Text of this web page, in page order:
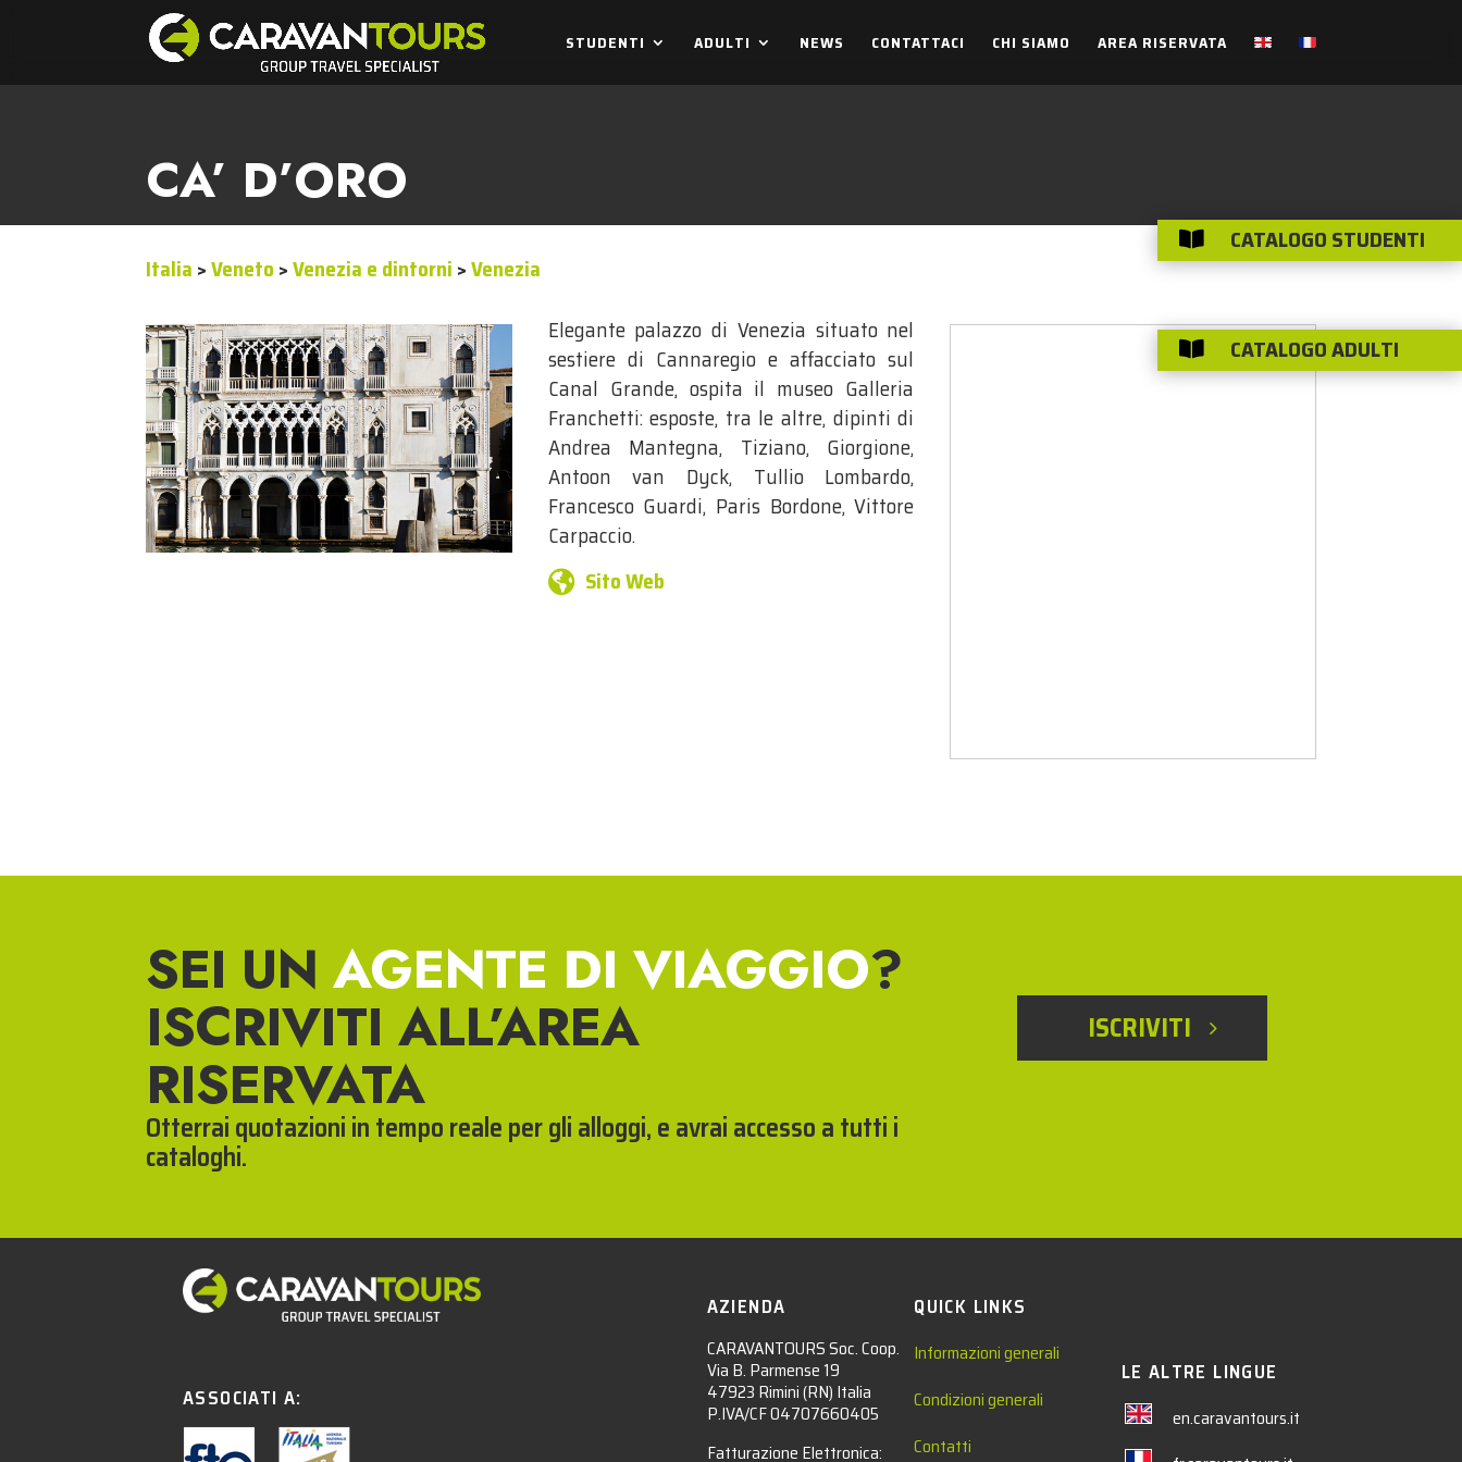
STUDENTI ADULTI NEWS CONTATTACI CHI SIAMO AREA RISERVATA
CA’ D’ORO
Italia >Veneto >Venezia e dintorni >Venezia
Elegante palazzo di Venezia situato nel
sestiere di Cannaregio e affacciato sul
Canal Grande, ospita il museo Galleria
Franchetti: esposte, tra le altre, dipinti di
Andrea Mantegna, Tiziano, Giorgione,
Antoon van Dyck, Tullio Lombardo,
Francesco Guardi, Paris Bordone, Vittore
Carpaccio.
Sito Web
SEI UNAGENTE DI VIAGGIO?
ISCRIVITI ALL’AREA
RISERVATA
Otterrai quotazioni in tempo reale per gli alloggi, e avrai accesso a tutti i
cataloghi.
ISCRIVITI
ASSOCIATI A:
AZIENDA
CARAVANTOURS Soc. Coop.
Via B. Parmense 19
47923 Rimini (RN) Italia
P.IVA/CF 04707660405
Fatturazione Elettronica:
QUICK LINKS
Informazioni generali
Condizioni generali
Contatti
LE ALTRE LINGUE
en.caravantours.it
 CATALOGO STUDENTI
 CATALOGO ADULTI